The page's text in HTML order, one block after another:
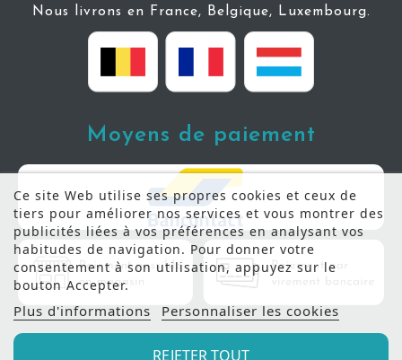
Ce site Web utilise ses propres cookies et ceux de
tiers pour améliorer nos services et vous montrer des
publicités liées à vos préférences en analysant vos
habitudes de navigation. Pour donner votre
consentement à son utilisation, appuyez sur le
bouton Accepter.
Plus d'informations Personnaliser les cookies
REJETER TOUT
Nous livrons en France, Belgique, Luxembourg.
Moyens de paiement